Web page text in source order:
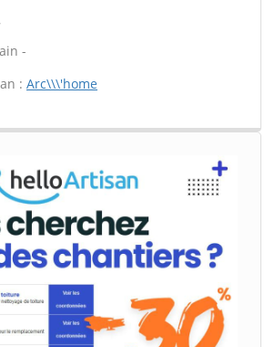
-
: Arc\\\'home